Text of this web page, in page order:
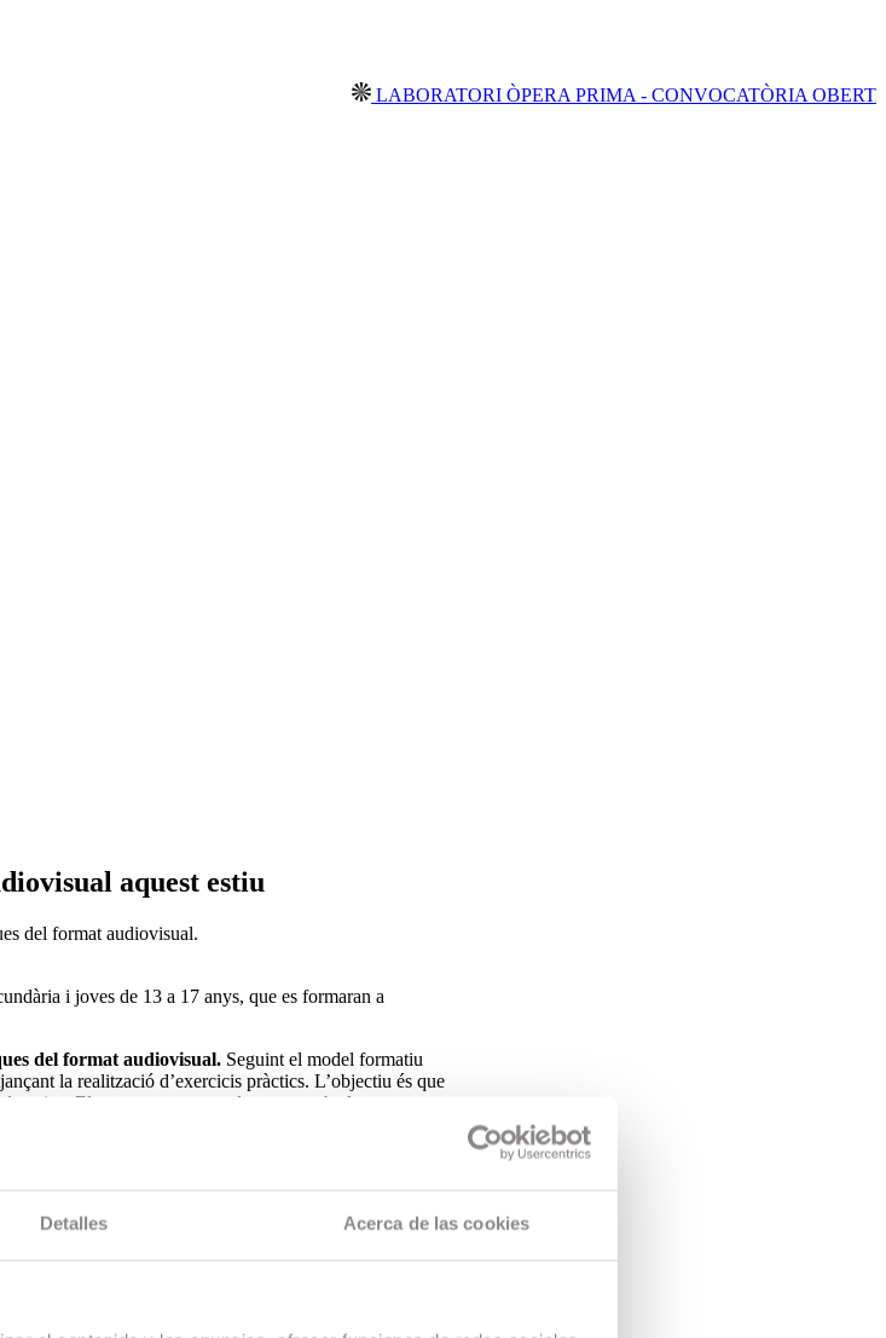
Detalles Acerca de las cookies
LABORATORI ÒPERA PRIMA - CONVOCATÒRIA OBERTA 2026
aquest estiu
del format audiovisual.
i joves de 13 a 17 anys, que es formaran a
del format audiovisual. Seguint el model formatiu
la realització d’exercicis pràctics. L’objectiu és que
El programa es complementa amb classes
El curs està subvencionat per l’ESCAC,
bàsica, indispensable i d’ús habitual en
de Catalunya.